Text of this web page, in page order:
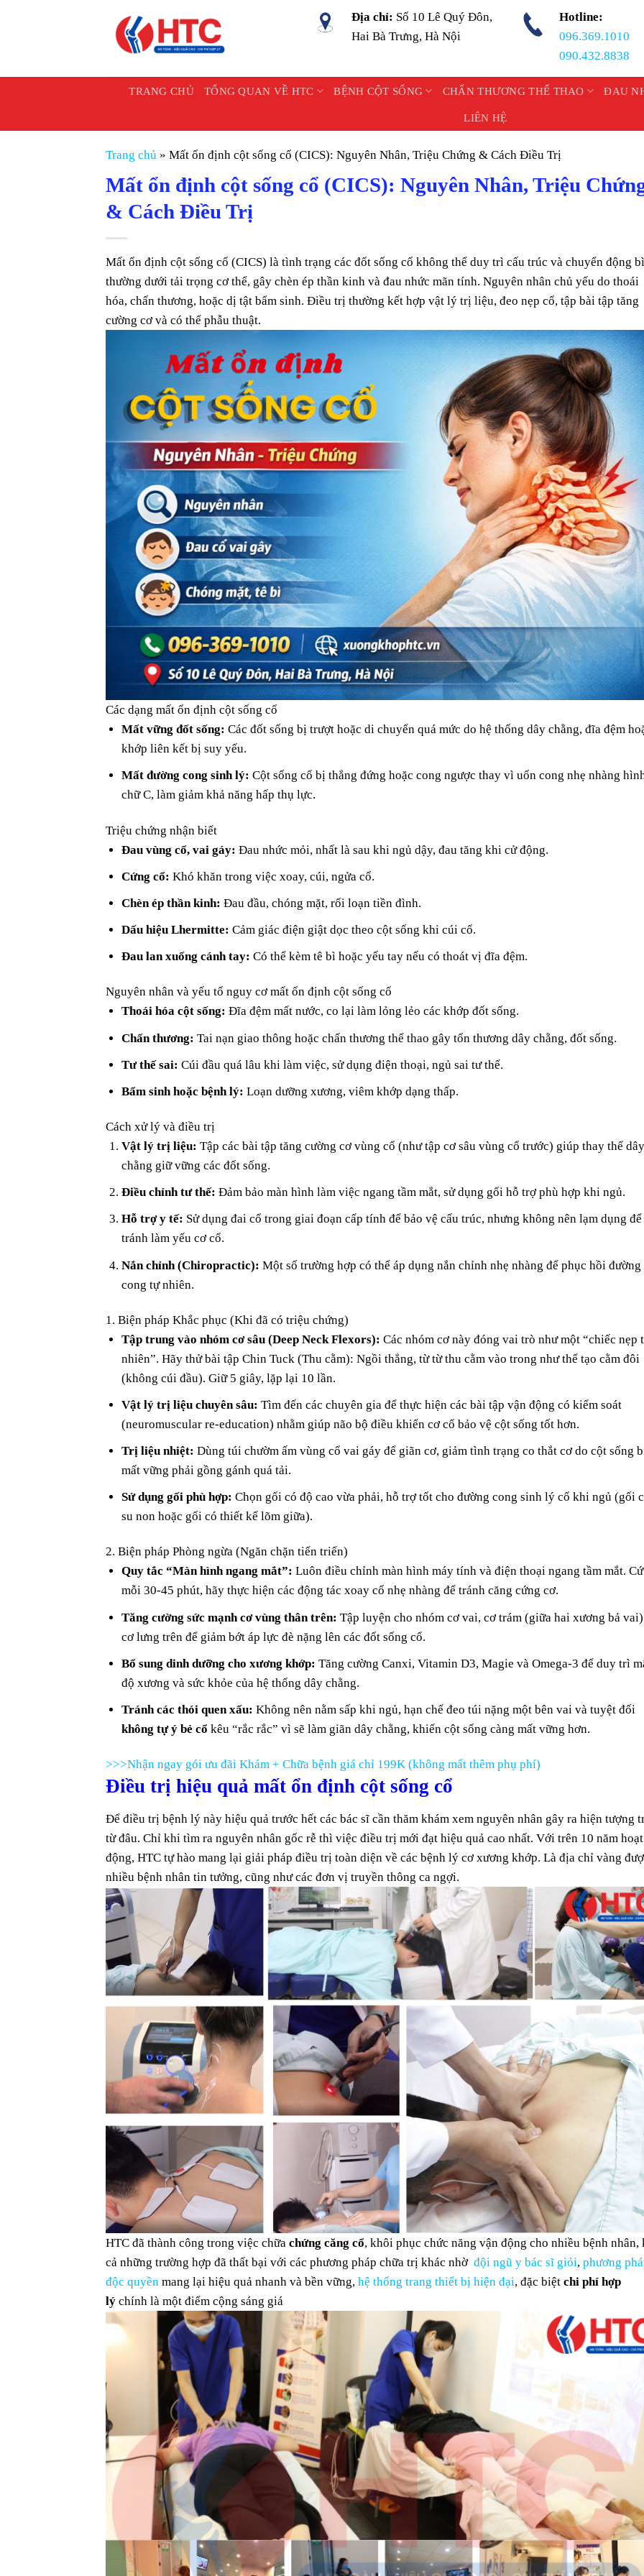
Địa chỉ: Số 10 Lê Quý Đôn,
Hai Bà Trưng, Hà Nội
Hotline:
096.369.1010
090.432.8838
TRANG CHỦ TỔNG QUAN VỀ HTC BỆNH CỘT SỐNG CHẤN THƯƠNG THỂ THAO ĐAU
LIÊN HỆ
Trang chủ » Mất ổn định cột sống cổ (CICS): Nguyên Nhân, Triệu Chứng & Cách Điều Trị
Mất ổn định cột sống cổ (CICS): Nguyên Nhân, Triệu
& Cách Điều Trị
Mất ổn định cột sống cổ (CICS) là tình trạng các đốt sống cổ không thể duy trì cấu trúc và chuyển động
thường dưới tải trọng cơ thể, gây chèn ép thần kinh và đau nhức mãn tính. Nguyên nhân chủ yếu do thoái
hóa, chấn thương, hoặc dị tật bẩm sinh. Điều trị thường kết hợp vật lý trị liệu, đeo nẹp cổ, tập bài tập tăng
cường cơ và có thể phẫu thuật.
Các dạng mất ổn định cột sống cổ
Mất vững đốt sống: Các đốt sống bị trượt hoặc di chuyển quá mức do hệ thống dây chằng, đĩa đệm
khớp liên kết bị suy yếu.
Mất đường cong sinh lý: Cột sống cổ bị thẳng đứng hoặc cong ngược thay vì uốn cong nhẹ nhàng
chữ C, làm giảm khả năng hấp thụ lực.
Triệu chứng nhận biết
Đau vùng cổ, vai gáy: Đau nhức mỏi, nhất là sau khi ngủ dậy, đau tăng khi cử động.
Cứng cổ: Khó khăn trong việc xoay, cúi, ngửa cổ.
Chèn ép thần kinh: Đau đầu, chóng mặt, rối loạn tiền đình.
Dấu hiệu Lhermitte: Cảm giác điện giật dọc theo cột sống khi cúi cổ.
Đau lan xuống cánh tay: Có thể kèm tê bì hoặc yếu tay nếu có thoát vị đĩa đệm.
Nguyên nhân và yếu tố nguy cơ mất ổn định cột sống cổ
Thoái hóa cột sống: Đĩa đệm mất nước, co lại làm lỏng lẻo các khớp đốt sống.
Chấn thương: Tai nạn giao thông hoặc chấn thương thể thao gây tổn thương dây chằng, đốt sống.
Tư thế sai: Cúi đầu quá lâu khi làm việc, sử dụng điện thoại, ngủ sai tư thế.
Bẩm sinh hoặc bệnh lý: Loạn dưỡng xương, viêm khớp dạng thấp.
Cách xử lý và điều trị
Vật lý trị liệu: Tập các bài tập tăng cường cơ vùng cổ (như tập cơ sâu vùng cổ trước) giúp thay thế
chằng giữ vững các đốt sống.
Điều chỉnh tư thế: Đảm bảo màn hình làm việc ngang tầm mắt, sử dụng gối hỗ trợ phù hợp khi ngủ.
Hỗ trợ y tế: Sử dụng đai cổ trong giai đoạn cấp tính để bảo vệ cấu trúc, nhưng không nên lạm dụng để
tránh làm yếu cơ cổ.
Nắn chỉnh (Chiropractic): Một số trường hợp có thể áp dụng nắn chỉnh nhẹ nhàng để phục hồi đường
cong tự nhiên.
1. Biện pháp Khắc phục (Khi đã có triệu chứng)
Tập trung vào nhóm cơ sâu (Deep Neck Flexors): Các nhóm cơ này đóng vai trò như một “chiếc nẹp
nhiên”. Hãy thử bài tập Chin Tuck (Thu cằm): Ngồi thẳng, từ từ thu cằm vào trong như thể tạo cằm đôi
(không cúi đầu). Giữ 5 giây, lặp lại 10 lần.
Vật lý trị liệu chuyên sâu: Tìm đến các chuyên gia để thực hiện các bài tập vận động có kiểm soát
(neuromuscular re-education) nhằm giúp não bộ điều khiển cơ cổ bảo vệ cột sống tốt hơn.
Trị liệu nhiệt: Dùng túi chườm ấm vùng cổ vai gáy để giãn cơ, giảm tình trạng co thắt cơ do cột sống
mất vững phải gồng gánh quá tải.
Sử dụng gối phù hợp: Chọn gối có độ cao vừa phải, hỗ trợ tốt cho đường cong sinh lý cổ khi ngủ (gối
su non hoặc gối có thiết kế lõm giữa).
2. Biện pháp Phòng ngừa (Ngăn chặn tiến triển)
Quy tắc “Màn hình ngang mắt”: Luôn điều chỉnh màn hình máy tính và điện thoại ngang tầm mắt. Cứ
mỗi 30-45 phút, hãy thực hiện các động tác xoay cổ nhẹ nhàng để tránh căng cứng cơ.
Tăng cường sức mạnh cơ vùng thân trên: Tập luyện cho nhóm cơ vai, cơ trám (giữa hai xương bả
cơ lưng trên để giảm bớt áp lực đè nặng lên các đốt sống cổ.
Bổ sung dinh dưỡng cho xương khớp: Tăng cường Canxi, Vitamin D3, Magie và Omega-3 để duy trì
độ xương và sức khỏe của hệ thống dây chằng.
Tránh các thói quen xấu: Không nên nằm sấp khi ngủ, hạn chế đeo túi nặng một bên vai và tuyệt đối
không tự ý bẻ cổ kêu “rắc rắc” vì sẽ làm giãn dây chằng, khiến cột sống càng mất vững hơn.
>>>Nhận ngay gói ưu đãi Khám + Chữa bệnh giá chỉ 199K (không mất thêm phụ phí)
Điều trị hiệu quả mất ổn định cột sống cổ
Để điều trị bệnh lý này hiệu quả trước hết các bác sĩ cần thăm khám xem nguyên nhân gây ra hiện tượng
từ đâu. Chỉ khi tìm ra nguyên nhân gốc rễ thì việc điều trị mới đạt hiệu quả cao nhất. Với trên 10 năm hoạt
động, HTC tự hào mang lại giải pháp điều trị toàn diện về các bệnh lý cơ xương khớp. Là địa chỉ vàng
nhiều bệnh nhân tin tưởng, cũng như các đơn vị truyền thông ca ngợi.
HTC đã thành công trong việc chữa chứng căng cổ, khôi phục chức năng vận động cho nhiều bệnh nhân,
cả những trường hợp đã thất bại với các phương pháp chữa trị khác nhờ đội ngũ y bác sĩ giỏi, phương
độc quyền mang lại hiệu quả nhanh và bền vững, hệ thống trang thiết bị hiện đại, đặc biệt chi phí hợp
lý chính là một điểm cộng sáng giá